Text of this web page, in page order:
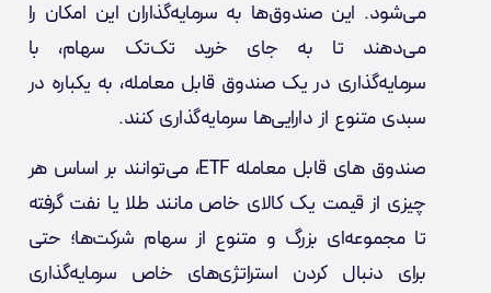
می‌شود. این صندوق‌ها به سرمایه‌گذاران این امکان را
می‌دهند تا به جای خرید تک‌تک سهام، با
سرمایه‌گذاری در یک صندوق قابل معامله، به یکباره در
سبدی متنوع از دارایی‌ها سرمایه‌گذاری کنند.
صندوق های قابل معامله ETF، می‌توانند بر اساس هر
چیزی از قیمت یک کالای خاص مانند طلا یا نفت گرفته
تا مجموعه‌ای بزرگ و متنوع از سهام شرکت‌ها؛ حتی
برای دنبال کردن استراتژی‌های خاص سرمایه‌گذاری